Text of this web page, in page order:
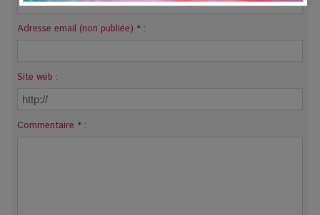
Adresse email (non publiée) * :
Site web :
Commentaire * :